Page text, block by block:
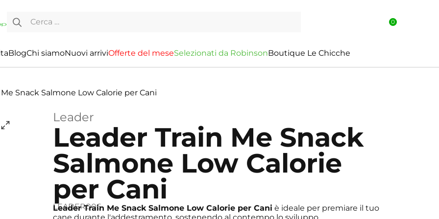
Ricerca per:
0
BlogChi siamoNuovi arriviOfferte del meseSelezionati da RobinsonBoutique Le Chicche
Snack Salmone Low Calorie per Cani
Leader
Leader Train Me Snack
Salmone Low Calorie
per Cani
LEADER006
Leader Train Me Snack Salmone Low Calorie per Cani è ideale per premiare il tuo